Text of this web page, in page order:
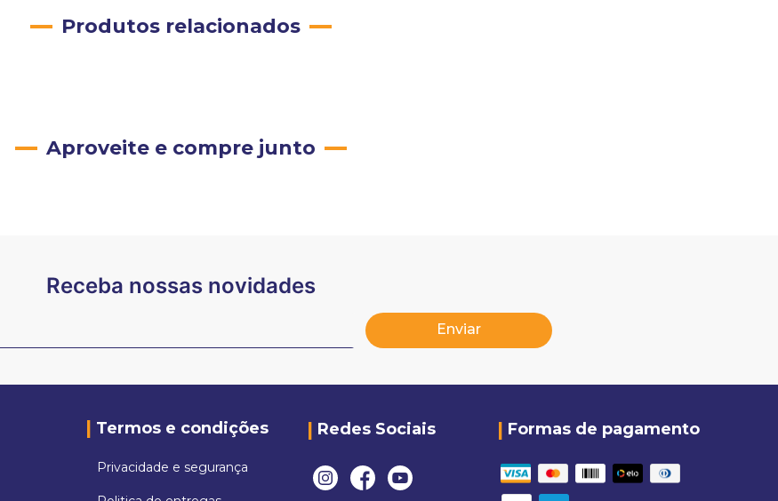
Produtos relacionados
Aproveite e compre junto
Receba nossas novidades
Enviar
Termos e condições
Privacidade e segurança
Redes Sociais Formas de pagamento